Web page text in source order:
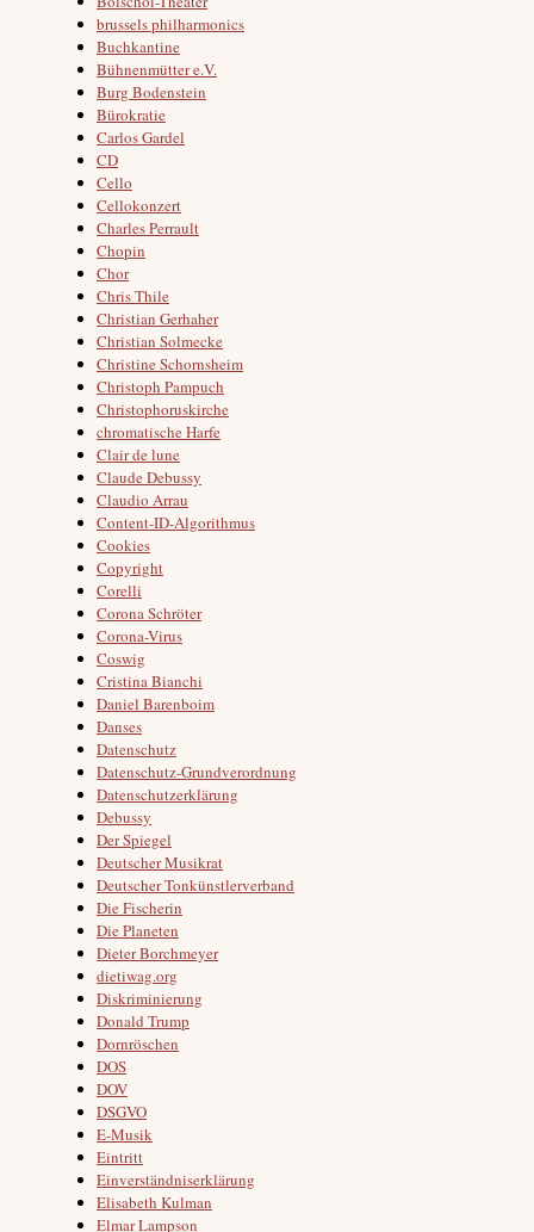
brussels philharmonics
Buchkantine
Bühnenmütter e.V.
Burg Bodenstein
Bürokratie
Carlos Gardel
CD
Cello
Cellokonzert
Charles Perrault
Chopin
Chor
Chris Thile
Christian Gerhaher
Christian Solmecke
Christine Schornsheim
Christoph Pampuch
Christophoruskirche
chromatische Harfe
Clair de lune
Claude Debussy
Claudio Arrau
Content-ID-Algorithmus
Cookies
Copyright
Corelli
Corona Schröter
Corona-Virus
Coswig
Cristina Bianchi
Daniel Barenboim
Danses
Datenschutz
Datenschutz-Grundverordnung
Datenschutzerklärung
Debussy
Der Spiegel
Deutscher Musikrat
Deutscher Tonkünstlerverband
Die Fischerin
Die Planeten
Dieter Borchmeyer
dietiwag.org
Diskriminierung
Donald Trump
Dornröschen
DOS
DOV
DSGVO
E-Musik
Eintritt
Einverständniserklärung
Elisabeth Kulman
Elmar Lampson